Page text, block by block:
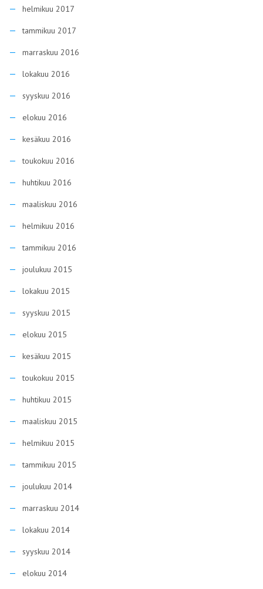
helmikuu 2017
tammikuu 2017
marraskuu 2016
lokakuu 2016
syyskuu 2016
elokuu 2016
kesäkuu 2016
toukokuu 2016
huhtikuu 2016
maaliskuu 2016
helmikuu 2016
tammikuu 2016
joulukuu 2015
lokakuu 2015
syyskuu 2015
elokuu 2015
kesäkuu 2015
toukokuu 2015
huhtikuu 2015
maaliskuu 2015
helmikuu 2015
tammikuu 2015
joulukuu 2014
marraskuu 2014
lokakuu 2014
syyskuu 2014
elokuu 2014